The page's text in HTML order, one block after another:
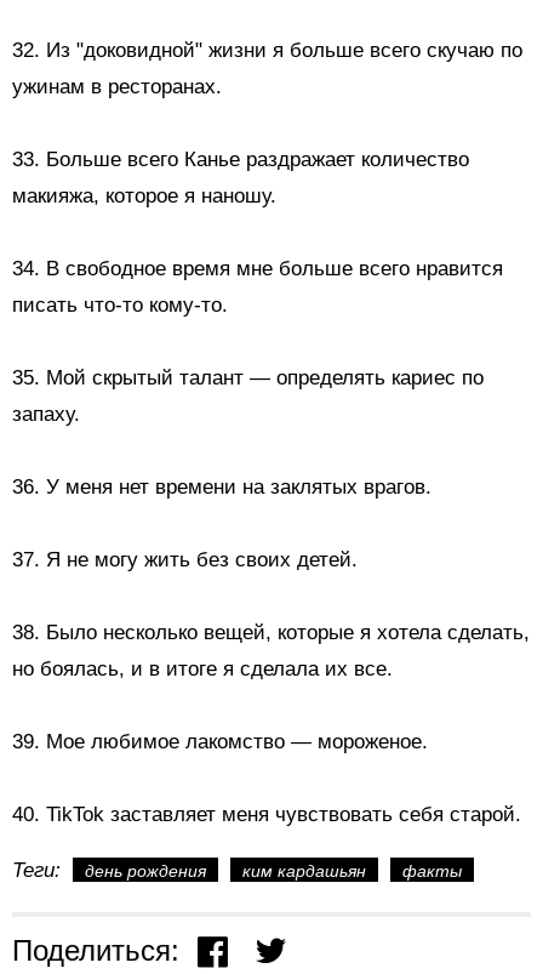
32. Из "доковидной" жизни я больше всего скучаю по
ужинам в ресторанах.
33. Больше всего Канье раздражает количество
макияжа, которое я наношу.
34. В свободное время мне больше всего нравится
писать что-то кому-то.
35. Мой скрытый талант — определять кариес по
запаху.
36. У меня нет времени на заклятых врагов.
37. Я не могу жить без своих детей.
38. Было несколько вещей, которые я хотела сделать,
но боялась, и в итоге я сделала их все.
39. Мое любимое лакомство — мороженое.
40. TikTok заставляет меня чувствовать себя старой.
Теги: день рождения ким кардашьян факты
Поделиться: